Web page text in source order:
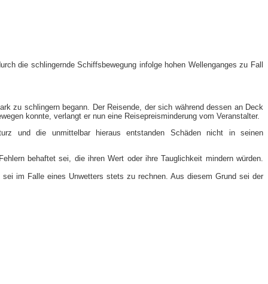
die schlingernde Schiffsbewegung infolge hohen Wellenganges zu Fall
zu schlingern begann. Der Reisende, der sich während dessen an Deck
konnte, verlangt er nun eine Reisepreisminderung vom Veranstalter.
und die unmittelbar hieraus entstanden Schäden nicht in seinen
behaftet sei, die ihren Wert oder ihre Tauglichkeit mindern würden.
im Falle eines Unwetters stets zu rechnen. Aus diesem Grund sei der